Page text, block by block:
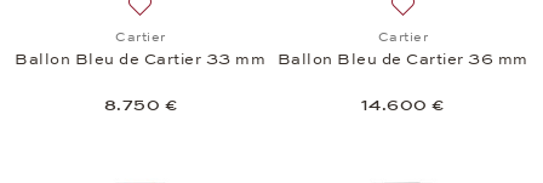
Cartier
Ballon Bleu de Cartier 33 mm
8.750 €
Cartier
Ballon Bleu de Cartier 36 mm
14.600 €